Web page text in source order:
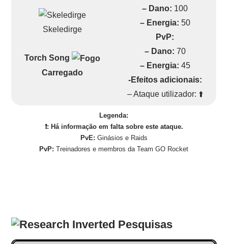
Skeledirge
Torch Song
Carregado
– Dano: 100
– Energia: 50
PvP:
– Dano: 70
– Energia: 45
-Efeitos adicionais:
– Ataque utilizador: ⬆️
Legenda:
❗: Há informação em falta sobre este ataque.
PvE: Ginásios e Raids
PvP: Treinadores e membros da Team GO Rocket
Pesquisas